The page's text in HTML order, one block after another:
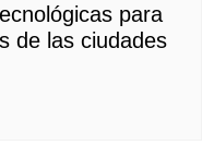
para
de las ciudades